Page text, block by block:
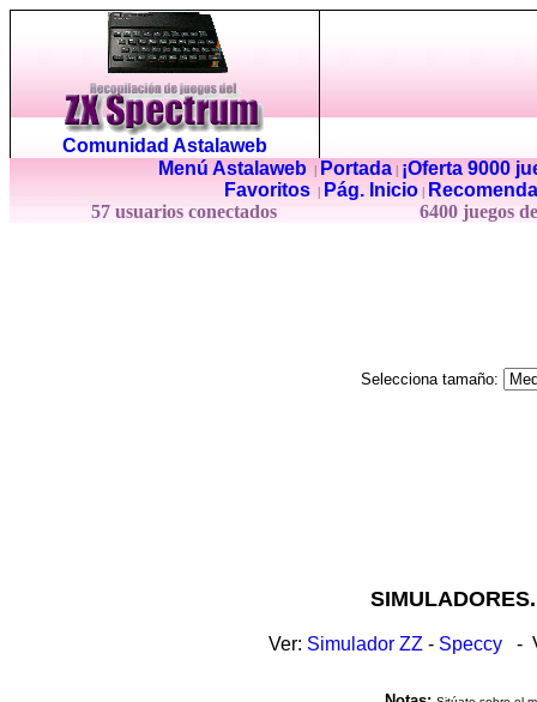
Comunidad Astalaweb
Menú Astalaweb| Portada|
¡Oferta 9000
Favoritos
Pág. Inicio
57 usuarios conectados
6400 juegos
Selecciona tamaño:
Ver: Simulador ZZ - Speccy -